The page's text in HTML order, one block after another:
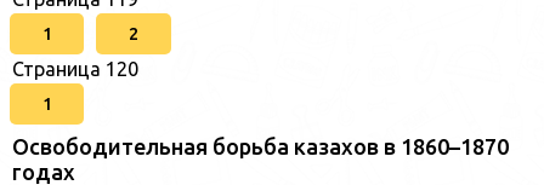
1 2
Страница 120
1
Освободительная борьба казахов в 1860–1870
годах